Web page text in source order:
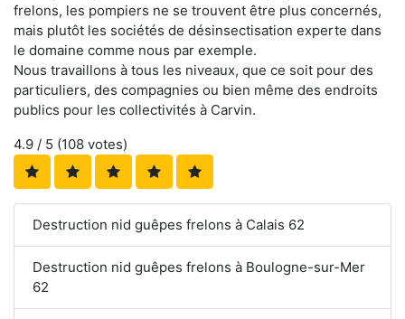
frelons, les pompiers ne se trouvent être plus concernés,
mais plutôt les sociétés de désinsectisation experte dans
le domaine comme nous par exemple.
Nous travaillons à tous les niveaux, que ce soit pour des
particuliers, des compagnies ou bien même des endroits
publics pour les collectivités à Carvin.
4.9 / 5 (108 votes)
Destruction nid guêpes frelons à Calais 62
Destruction nid guêpes frelons à Boulogne-sur-Mer
62